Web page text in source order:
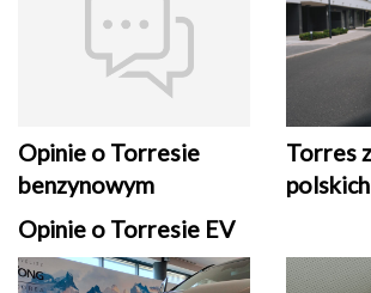
Opinie o Torresie
benzynowym
Opinie o Torresie EV
Torres